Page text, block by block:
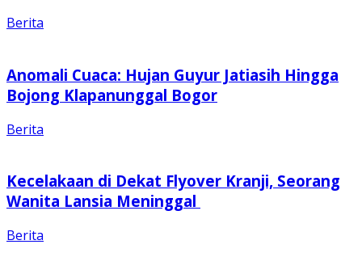
Berita
Anomali Cuaca: Hujan Guyur Jatiasih Hingga
Bojong Klapanunggal Bogor
Berita
Kecelakaan di Dekat Flyover Kranji, Seorang
Wanita Lansia Meninggal
Berita